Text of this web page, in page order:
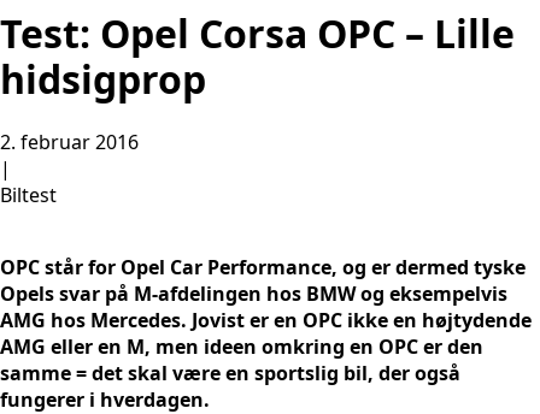
Test: Opel Corsa OPC – Lille
hidsigprop
2. februar 2016
|
Biltest
OPC står for Opel Car Performance, og er dermed tyske
Opels svar på M-afdelingen hos BMW og eksempelvis
AMG hos Mercedes. Jovist er en OPC ikke en højtydende
AMG eller en M, men ideen omkring en OPC er den
samme = det skal være en sportslig bil, der også
fungerer i hverdagen.